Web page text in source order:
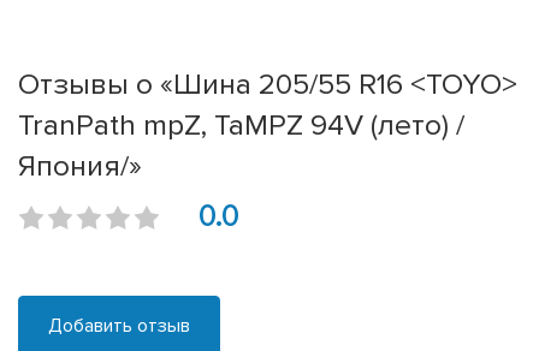
Отзывы о «Шина 205/55 R16 <TOYO>
TranPath mpZ, TaMPZ 94V (лето) /
Япония/»
0.0
Добавить отзыв